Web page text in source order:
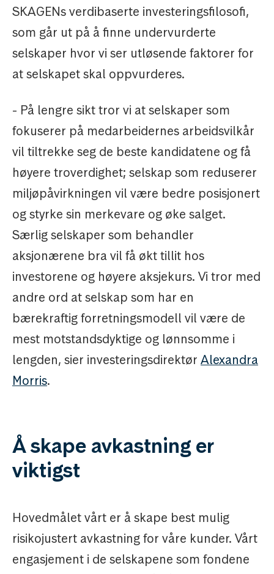
SKAGENs verdibaserte investeringsfilosofi,
som går ut på å finne undervurderte
selskaper hvor vi ser utløsende faktorer for
at selskapet skal oppvurderes.
- På lengre sikt tror vi at selskaper som
fokuserer på medarbeidernes arbeidsvilkår
vil tiltrekke seg de beste kandidatene og få
høyere troverdighet; selskap som reduserer
miljøpåvirkningen vil være bedre posisjonert
og styrke sin merkevare og øke salget.
Særlig selskaper som behandler
aksjonærene bra vil få økt tillit hos
investorene og høyere aksjekurs. Vi tror med
andre ord at selskap som har en
bærekraftig forretningsmodell vil være de
mest motstandsdyktige og lønnsomme i
lengden, sier investeringsdirektør Alexandra
Morris.
Å skape avkastning er
viktigst
Hovedmålet vårt er å skape best mulig
risikojustert avkastning for våre kunder. Vårt
engasjement i de selskapene som fondene